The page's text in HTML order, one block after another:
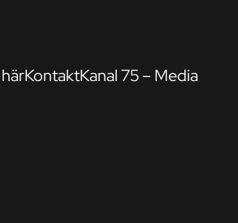
KontaktKanal 75 – Media